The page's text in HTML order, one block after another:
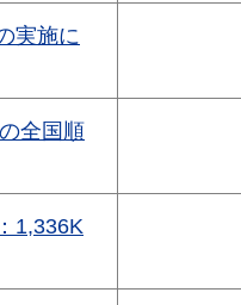
実施に
全国順
1,336K